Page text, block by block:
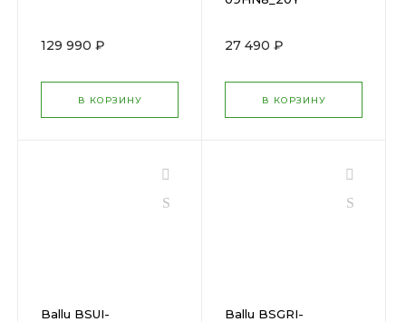
129 990 ₽
В КОРЗИНУ
27 490 ₽
В КОРЗИНУ
Ballu BSUI-
Ballu BSGRI-